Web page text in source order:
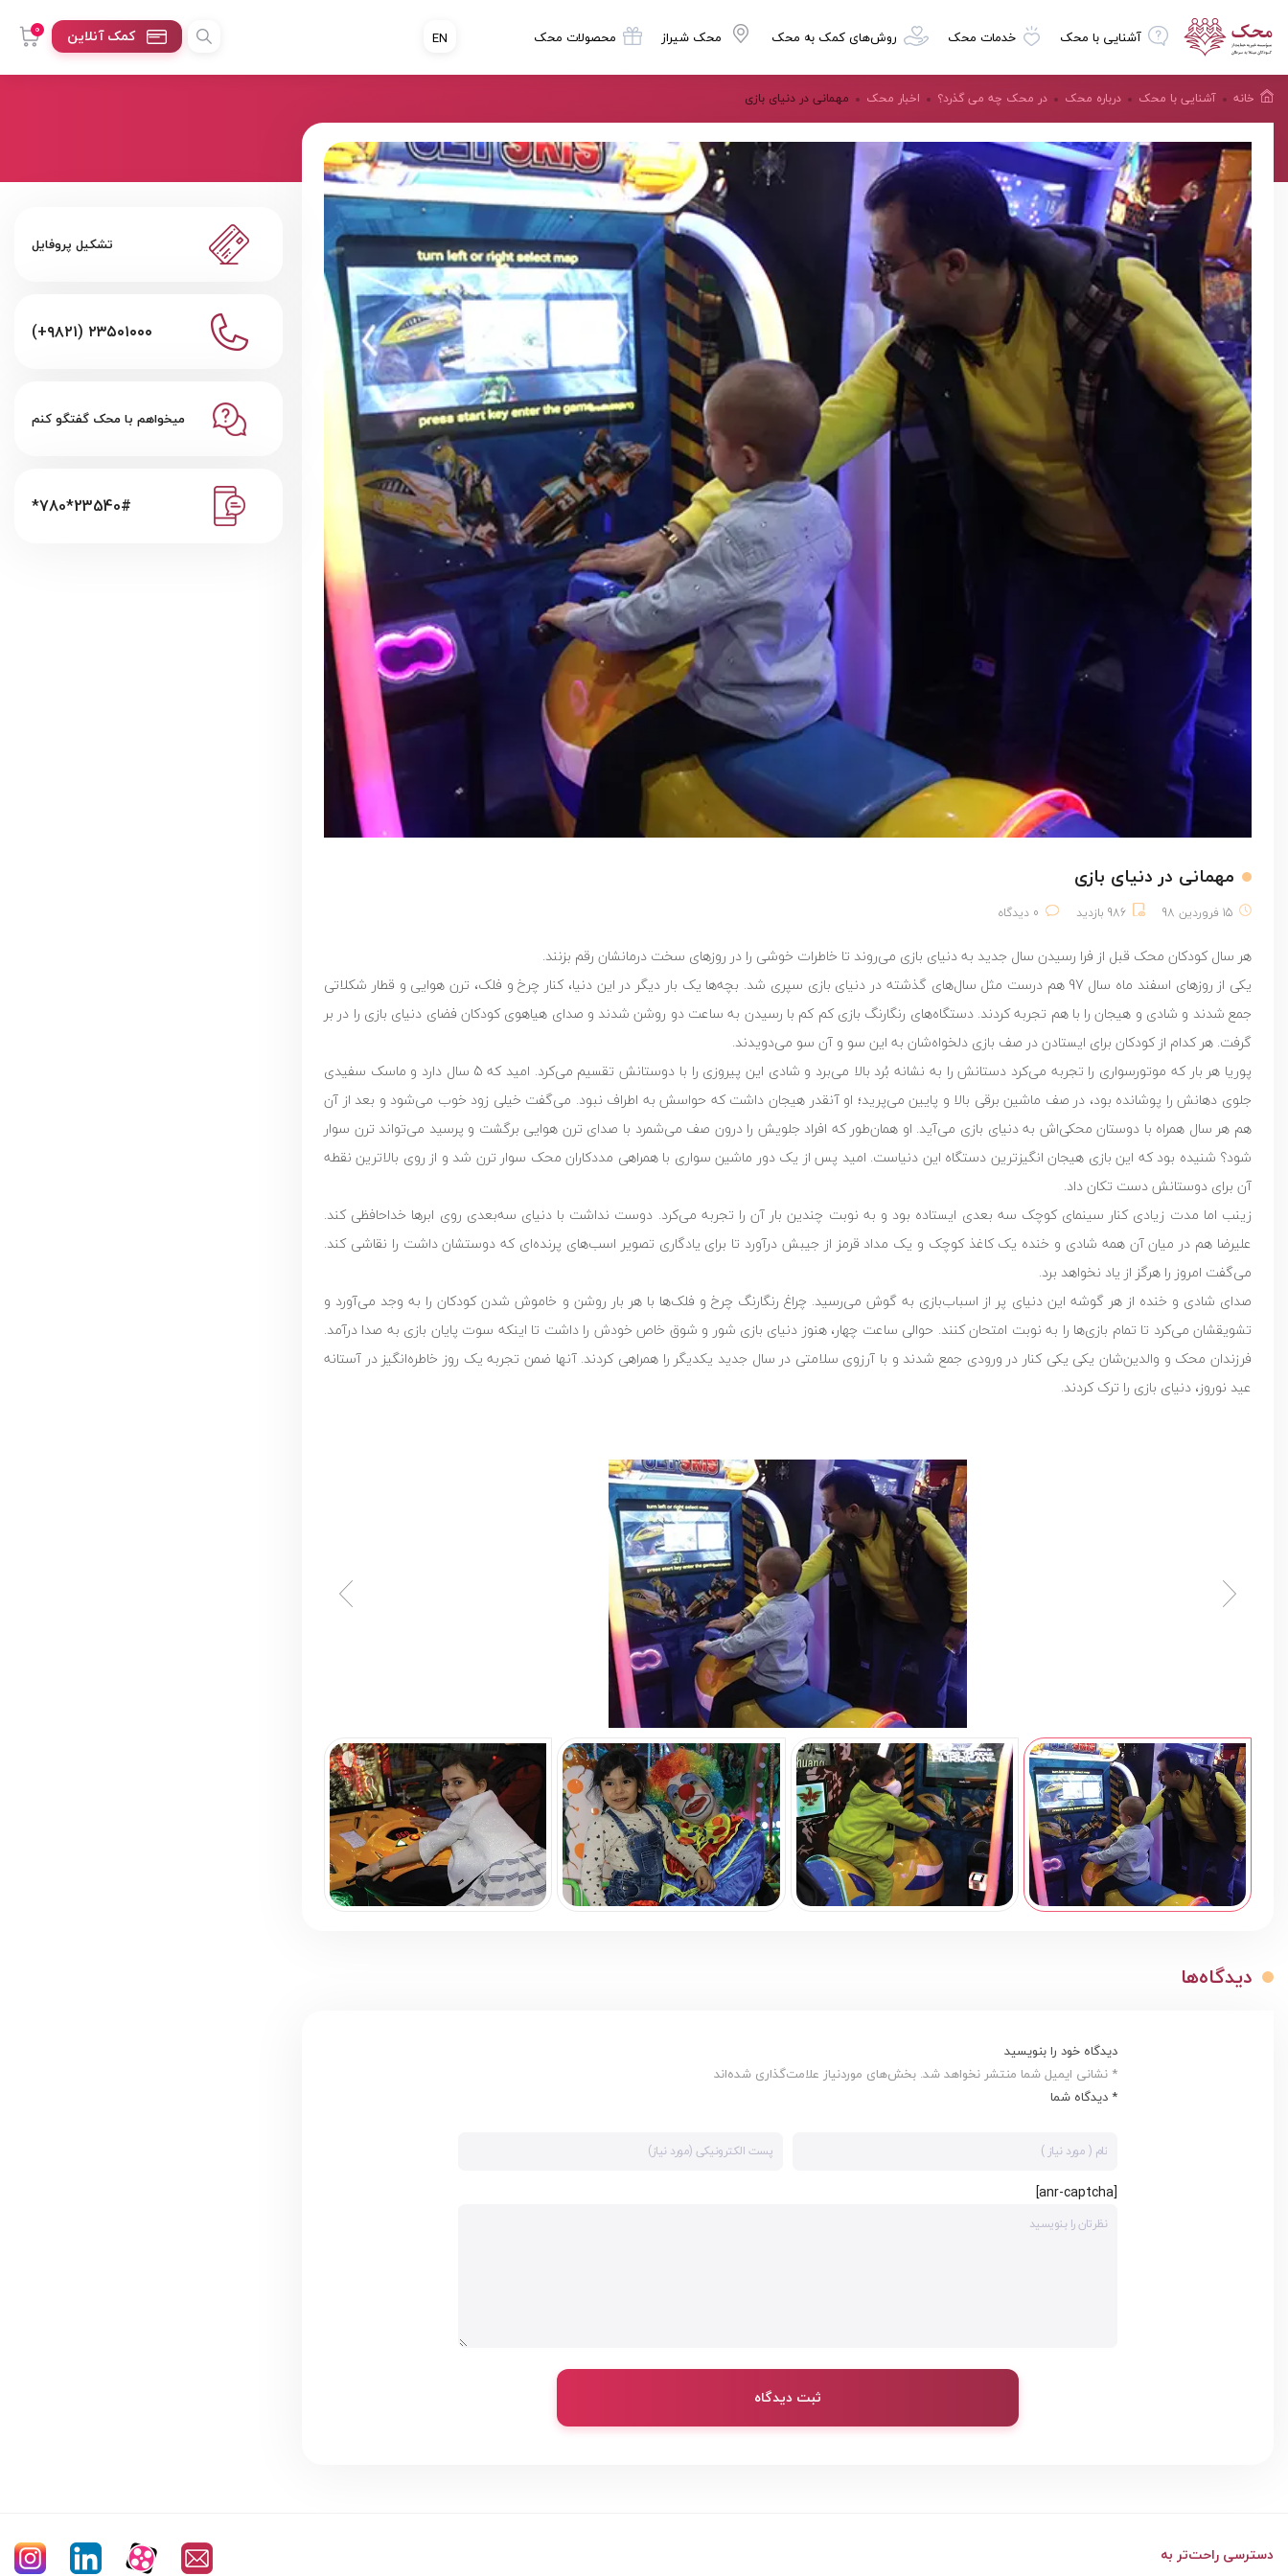
آشنایی با محک خدمات محک روش‌های کمک به محک محک شیراز محصولات محک 0 کمک آنلاین EN
خانه آشنایی با محک درباره محک در محک چه می گذرد؟ اخبار محک مهمانی در دنیای بازی
مهمانی در دنیای بازی
15 فروردین 98 986 بازدید 0 دیدگاه
هر سال کودکان محک قبل از فرا رسیدن سال جدید به دنیای بازی می‌روند تا خاطرات خوشی را در روزهای سخت درمانشان رقم بزنند.
یکی از روزهای اسفند ماه سال 97 هم درست مثل سال‌های گذشته در دنیای بازی سپری شد. بچه‌ها یک بار دیگر در این دنیا، کنار چرخ و فلک، ترن هوایی و قطار شکلاتی
جمع شدند و شادی و هیجان را با هم تجربه کردند. دستگاه‌های رنگارنگ بازی کم کم با رسیدن به ساعت دو روشن شدند و صدای هیاهوی کودکان فضای دنیای بازی را در بر
گرفت. هر کدام از کودکان برای ایستادن در صف بازی دلخواه‌شان به این سو و آن سو می‌دویدند.
پوریا هر بار که موتورسواری را تجربه می‌کرد دستانش را به نشانه بُرد بالا می‌برد و شادی این پیروزی را با دوستانش تقسیم می‌کرد. امید که 5 سال دارد و ماسک سفیدی
جلوی دهانش را پوشانده بود، در صف ماشین برقی بالا و پایین می‌پرید؛ او آنقدر هیجان داشت که حواسش به اطراف نبود. می‌گفت خیلی زود خوب می‌شود و بعد از آن
هم هر سال همراه با دوستان محکی‌اش به دنیای بازی ‌می‌آید. او همان‌طور که افراد جلویش را درون صف می‌شمرد با صدای ترن هوایی برگشت و پرسید می‌تواند ترن سوار
شود؟ شنیده بود که این بازی هیجان انگیزترین دستگاه این دنیاست. امید پس از یک دور ماشین سواری با همراهی مددکاران محک سوار ترن شد و از روی بالاترین نقطه
آن برای دوستانش دست تکان داد.
زینب اما مدت زیادی کنار سینمای کوچک سه بعدی ایستاده بود و به نوبت چندین بار آن را تجربه می‌کرد. دوست نداشت با دنیای سه‌بعدی روی ابرها خداحافظی کند.
علیرضا هم در میان آن همه شادی و خنده یک کاغذ کوچک و یک مداد قرمز از جیبش درآورد تا برای یادگاری تصویر اسب‌های پرنده‌ای که دوستشان داشت را نقاشی کند.
می‌گفت امروز را هرگز از یاد نخواهد برد.
صدای شادی و خنده از هر گوشه این دنیای پر از اسباب‌بازی به گوش می‌رسید. چراغ رنگارنگ چرخ و فلک‌ها با هر بار روشن و خاموش شدن کودکان را به وجد می‌آورد و
تشویقشان می‌کرد تا تمام بازی‌ها را به نوبت امتحان کنند. حوالی ساعت چهار، هنوز دنیای بازی شور و شوق خاص خودش را داشت تا اینکه سوت پایان بازی به صدا درآمد.
فرزندان محک و والدین‌شان یکی یکی کنار در ورودی جمع شدند و با آرزوی سلامتی در سال جدید یکدیگر را همراهی کردند. آنها ضمن تجربه یک روز خاطره‌انگیز در آستانه
عید نوروز، دنیای بازی را ترک کردند.
دیدگاه‌ها
دیدگاه خود را بنویسید
* نشانی ایمیل شما منتشر نخواهد شد. بخش‌های موردنیاز علامت‌گذاری شده‌اند
* دیدگاه شما
[anr-captcha]
ثبت دیدگاه
تشکیل پروفایل
(+۹۸۲۱) ۲۳۵۰۱۰۰۰
میخواهم با محک گفتگو کنم
*780*23540#
دسترسی راحت‌تر به